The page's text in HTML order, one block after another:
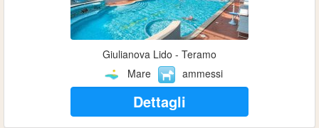
Giulianova Lido - Teramo
Mare
ammessi
Dettagli